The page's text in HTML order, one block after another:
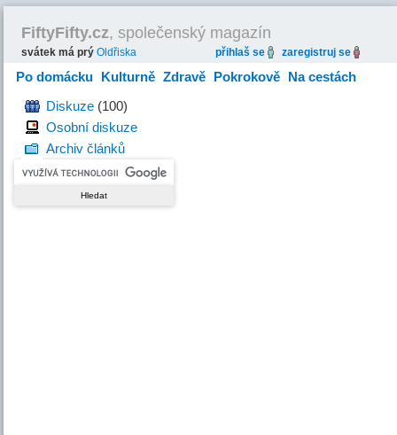
FiftyFifty.cz, společenský magazín
svátek má prýOldřiska přihlaš se zaregistruj se
Po domácku Kulturně Zdravě Pokrokově Na cestách
HravěDiskuze (100)
Osobní diskuze
Archiv článků